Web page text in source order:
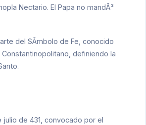
Nectario. El Papa no mandÃ³
del SÃ­mbolo de Fe , conocido
, definiendo la
.
julio de 431 , convocado por el